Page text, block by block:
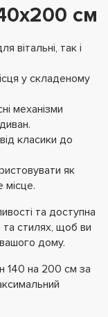
см
вітальні, так і
у складеному
механізми
класики до
як
місце.
та доступна
та стилях, щоб ви
дому.
140 на 200 см за